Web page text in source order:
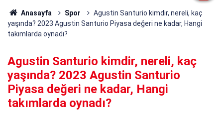
Anasayfa Spor
Agustin Santurio kimdir, nereli, kaç
yaşında? 2023 Agustin Santurio Piyasa değeri ne kadar, Hangi
takımlarda oynadı?
Agustin Santurio kimdir, nereli, kaç
yaşında? 2023 Agustin Santurio
Piyasa değeri ne kadar, Hangi
takımlarda oynadı?